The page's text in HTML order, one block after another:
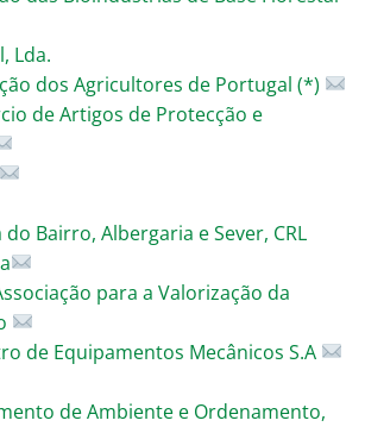
Lda.
dos Agricultores de Portugal (*)
de Artigos de Protecção e
do Bairro, Albergaria e Sever, CRL
para a Valorização da
de Equipamentos Mecânicos S.A
de Ambiente e Ordenamento,